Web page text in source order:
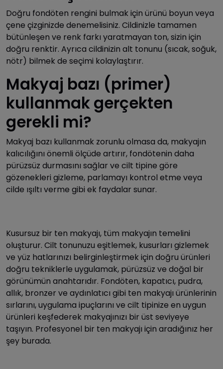
Doğru fondöten rengini bulmak için ürünü boyun veya
çene çizginizde denemelisiniz. Cildinizle tamamen
bütünleşen ve renk farkı yaratmayan ton, sizin için
doğru renktir. Ayrıca cildinizin alt tonunu (sıcak, soğuk,
nötr) bilmek de seçimi kolaylaştırır.
Makyaj bazı (primer)
kullanmak gerçekten
gerekli mi?
Makyaj bazı kullanmak zorunlu olmasa da, makyajın
kalıcılığını önemli ölçüde artırır, fondötenin daha
pürüzsüz durmasını sağlar ve cilt tipine göre
gözenekleri gizleme, parlamayı kontrol etme veya
cilde ışıltı verme gibi ek faydalar sunar.
Kusursuz bir ten makyajı, tüm makyajın temelini
oluşturur. Cilt tonunuzu eşitlemek, kusurları gizlemek
ve yüz hatlarınızı belirginleştirmek için doğru ürünleri
doğru tekniklerle uygulamak, pürüzsüz ve doğal bir
görünümün anahtarıdır. Fondöten, kapatıcı, pudra,
allık, bronzer ve aydınlatıcı gibi ten makyajı ürünlerinin
sırlarını, uygulama ipuçlarını ve cilt tipinize en uygun
ürünleri keşfederek makyajınızı bir üst seviyeye
taşıyın. Profesyonel bir ten makyajı için aradığınız her
şey burada.